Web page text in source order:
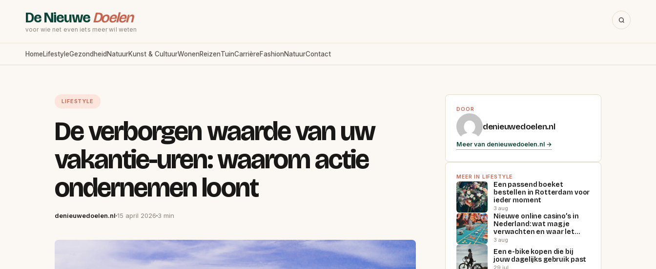
De NieuweDoelen
voor wie net even iets meer wil weten
HomeLifestyleGezondheid NatuurKunst & CultuurWonenReizenTuinCarrièreFashionNatuurContact
LIFESTYLE
De verborgen waarde van uw
vakantie-uren: waarom actie
ondernemen loont
denieuwedoelen.nl 15 april 2026 3 min
DOOR
denieuwedoelen.nl
Meer van denieuwedoelen.nl →
MEER IN LIFESTYLE
Een passend boeket
bestellen in Rotterdam voor
ieder moment
3 aug
Nieuwe online casino’s in
Nederland: wat mag je
verwachten en waar let…
3 aug
Een e-bike kopen die bij
jouw dagelijks gebruik past
29 jul